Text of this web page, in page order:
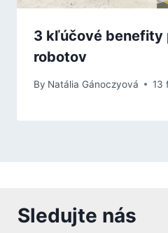
3 kľúčové benefity
robotov
By Natália Gánoczyová 13
Sledujte nás